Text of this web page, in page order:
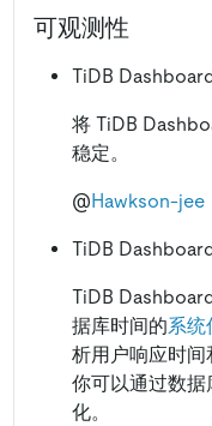
可观测性
TiDB
将 TiDB
稳定。
@Hawkson-jee
TiDB
TiDB
据库时间的系统
析用户响应时间
你可以通过数
化。